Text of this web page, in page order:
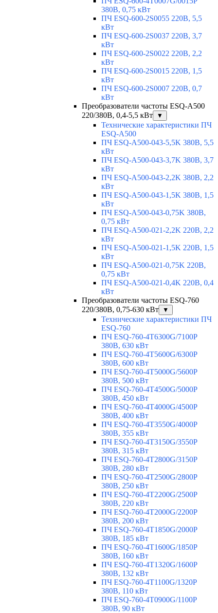
380В, 0,75 кВт
ПЧ ESQ-600-2S0055 220В, 5,5
кВт
ПЧ ESQ-600-2S0037 220В, 3,7
кВт
ПЧ ESQ-600-2S0022 220В, 2,2
кВт
ПЧ ESQ-600-2S0015 220В, 1,5
кВт
ПЧ ESQ-600-2S0007 220В, 0,7
кВт
Преобразователи частоты ESQ-A500
220/380В, 0,4-5,5 кВт
▼
Технические характеристики ПЧ
ESQ-A500
ПЧ ESQ-A500-043-5,5K 380В, 5,5
кВт
ПЧ ESQ-A500-043-3,7K 380В, 3,7
кВт
ПЧ ESQ-A500-043-2,2K 380В, 2,2
кВт
ПЧ ESQ-A500-043-1,5K 380В, 1,5
кВт
ПЧ ESQ-A500-043-0,75K 380В,
0,75 кВт
ПЧ ESQ-A500-021-2,2K 220В, 2,2
кВт
ПЧ ESQ-A500-021-1,5K 220В, 1,5
кВт
ПЧ ESQ-A500-021-0,75K 220В,
0,75 кВт
ПЧ ESQ-A500-021-0,4K 220В, 0,4
кВт
Преобразователи частоты ESQ-760
220/380В, 0,75-630 кВт
▼
Технические характеристики ПЧ
ESQ-760
ПЧ ESQ-760-4T6300G/7100P
380В, 630 кВт
ПЧ ESQ-760-4T5600G/6300P
380В, 600 кВт
ПЧ ESQ-760-4T5000G/5600P
380В, 500 кВт
ПЧ ESQ-760-4T4500G/5000P
380В, 450 кВт
ПЧ ESQ-760-4T4000G/4500P
380В, 400 кВт
ПЧ ESQ-760-4T3550G/4000P
380В, 355 кВт
ПЧ ESQ-760-4T3150G/3550P
380В, 315 кВт
ПЧ ESQ-760-4T2800G/3150P
380В, 280 кВт
ПЧ ESQ-760-4T2500G/2800P
380В, 250 кВт
ПЧ ESQ-760-4T2200G/2500P
380В, 220 кВт
ПЧ ESQ-760-4T2000G/2200P
380В, 200 кВт
ПЧ ESQ-760-4T1850G/2000P
380В, 185 кВт
ПЧ ESQ-760-4T1600G/1850P
380В, 160 кВт
ПЧ ESQ-760-4T1320G/1600P
380В, 132 кВт
ПЧ ESQ-760-4T1100G/1320P
380В, 110 кВт
ПЧ ESQ-760-4T0900G/1100P
380В, 90 кВт